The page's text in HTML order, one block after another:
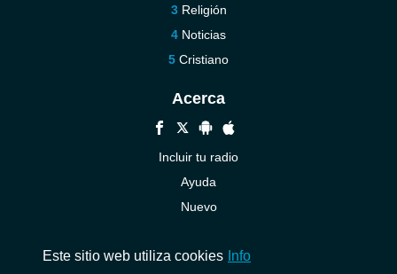
Religión
Noticias
Cristiano
Acerca
Incluir tu radio
Ayuda
Nuevo
Este sitio web utiliza cookies Info